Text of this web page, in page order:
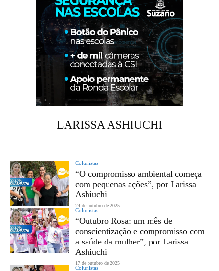
LARISSA ASHIUCHI
Colunistas
“O compromisso ambiental começa
com pequenas ações”, por Larissa
Ashiuchi
24 de outubro de 2025
Colunistas
“Outubro Rosa: um mês de
conscientização e compromisso com
a saúde da mulher”, por Larissa
Ashiuchi
17 de outubro de 2025
Colunistas